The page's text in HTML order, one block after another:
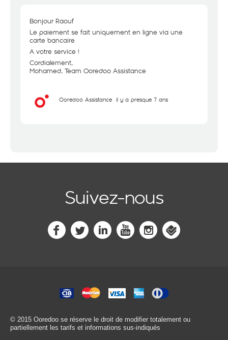
Bonjour Raouf
Le paiement se fait uniquement en ligne via une
carte bancaire
A votre service !
Cordialement,
Mohamed, Team Ooredoo Assistance
Ooredoo Assistance il y a presque 7 ans
Suivez-nous
© 2015 Ooredoo se réserve le droit de modifier totalement ou
partiellement les tarifs et informations sus-indiqués